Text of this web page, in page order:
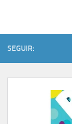
SEGUIR: